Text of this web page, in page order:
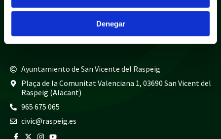
Denegar
Policía local
965 675 040
Ayuntamiento de San Vicente del Raspeig
Plaça de la Comunitat Valenciana 1, 03690 San Vicent del
Raspeig (Alacant)
965 675 065
civic@raspeig.es